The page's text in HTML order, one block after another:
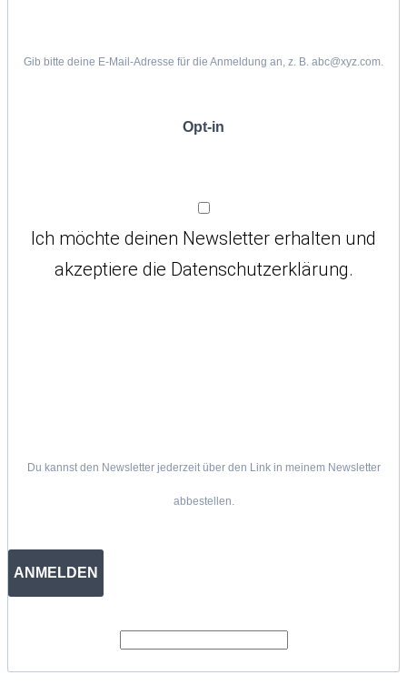
Gib bitte deine E-Mail-Adresse für die Anmeldung an, z. B. abc@xyz.com.
Opt-in
Ich möchte deinen Newsletter erhalten und
akzeptiere die Datenschutzerklärung.
Du kannst den Newsletter jederzeit über den Link in meinem Newsletter
abbestellen.
ANMELDEN